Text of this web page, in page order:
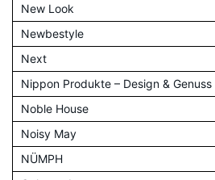
New Look
Newbestyle
Next
Nippon Produkte – Design &
Noble House
Noisy May
NÜMPH